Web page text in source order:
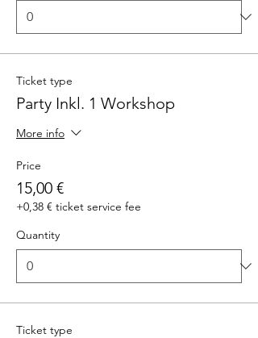
Ticket type
Party Inkl. 1 Workshop
More info
Price
15,00 €
+0,38 € ticket service fee
Quantity
Ticket type